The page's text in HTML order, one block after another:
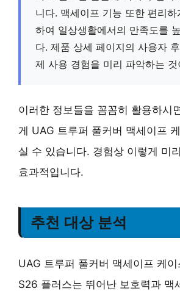
니다. 맥세이프 기능 또한 편리
하여 일상생활에서의 만족도를
다. 제품 상세 페이지의 사용자
제 사용 경험을 미리 파악하는 것
이러한 정보들을 꼼꼼히 활용하시
게 UAG 트루퍼 풀커버 맥세이프
실 수 있습니다. 경험상 이렇게 미
효과적입니다.
추천 대상 분석
UAG 트루퍼 풀커버 맥세이프 케
S26 플러스는 뛰어난 보호력과 맥